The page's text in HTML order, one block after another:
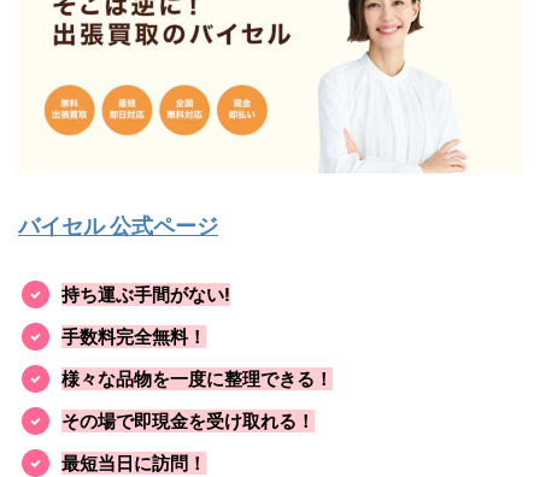
バイセル 公式ページ
持ち運ぶ手間がない!
手数料完全無料！
様々な品物を一度に整理できる！
その場で即現金を受け取れる！
最短当日に訪問！